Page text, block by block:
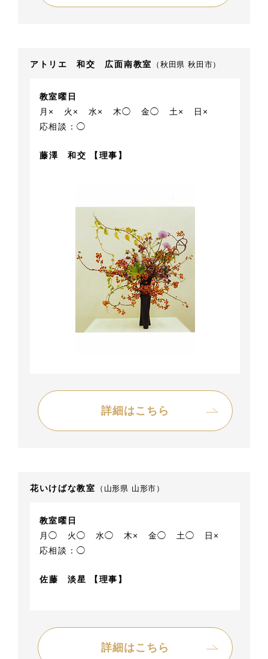
アトリエ 和交 広面南教室 （秋田県 秋田市）
教室曜日
月×
火× 水× 木◯ 金◯ 土×
日×
応相談：◯
藤澤 和交 【理事】
詳細はこちら
花いけばな教室 （山形県 山形市）
教室曜日
月◯
火◯ 水◯ 木× 金◯ 土◯
日×
応相談：◯
佐藤 淡星 【理事】
詳細はこちら